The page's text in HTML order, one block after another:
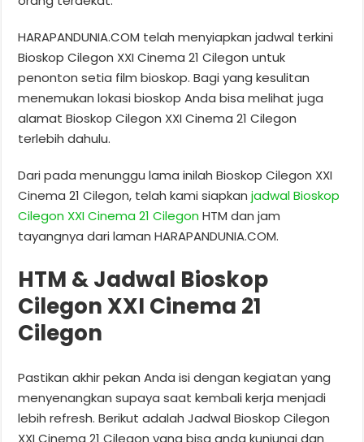
HARAPANDUNIA.COM telah menyiapkan jadwal terkini
Bioskop Cilegon XXI Cinema 21 Cilegon untuk
penonton setia film bioskop. Bagi yang kesulitan
menemukan lokasi bioskop Anda bisa melihat juga
alamat Bioskop Cilegon XXI Cinema 21 Cilegon
terlebih dahulu.
Dari pada menunggu lama inilah Bioskop Cilegon XXI
Cinema 21 Cilegon, telah kami siapkanjadwal Bioskop
Cilegon XXI Cinema 21 Cilegon HTM dan jam
tayangnya dari laman HARAPANDUNIA.COM.
HTM & Jadwal Bioskop
Cilegon XXI Cinema 21
Cilegon
Pastikan akhir pekan Anda isi dengan kegiatan yang
menyenangkan supaya saat kembali kerja menjadi
lebih refresh. Berikut adalah Jadwal Bioskop Cilegon
XXI Cinema 21 Cilegon yang bisa anda kunjungi dan